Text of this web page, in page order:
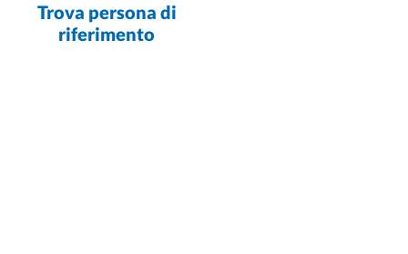
Trova persona di
riferimento